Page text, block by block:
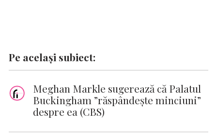
Pe același subiect:
Meghan Markle sugerează că Palatul
Buckingham ”răspândeşte minciuni”
despre ea (CBS)